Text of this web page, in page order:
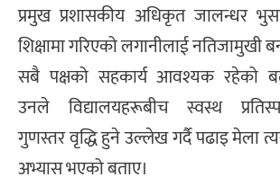
प्रमुख प्रशासकीय अधिकृत जालन्धर
शिक्षामा गरिएको लगानीलाई नतिजामुखी
सबै पक्षको सहकार्य आवश्यक रहेको
उनले विद्यालयहरूबीच स्वस्थ
गुणस्तर वृद्धि हुने उल्लेख गर्दै पढाइ मेला
अभ्यास भएको बताए।